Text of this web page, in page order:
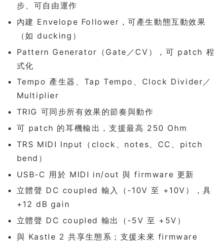
步、可自由運作
內建 Envelope Follower，可產生動態互動效果
（如 ducking）
Pattern Generator（Gate／CV），可 patch 程
式化
Tempo 產生器、Tap Tempo、Clock Divider／
Multiplier
TRIG 可同步所有效果的節奏與動作
可 patch 的耳機輸出，支援最高 250 Ohm
TRS MIDI Input（clock、notes、CC、pitch
bend）
USB-C 用於 MIDI in/out 與 firmware 更新
立體聲 DC coupled 輸入（-10V 至 +10V），具
+12 dB gain
立體聲 DC coupled 輸出（-5V 至 +5V）
與 Kastle 2 共享生態系；支援未來 firmware